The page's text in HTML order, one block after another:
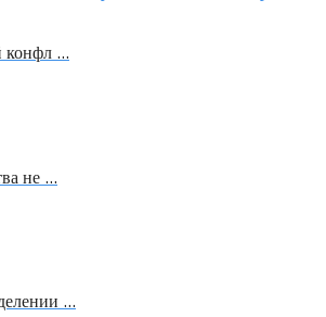
конфл …
не …
…